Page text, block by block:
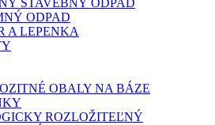
STAVEBNÝ ODPAD
ODPAD
A LEPENKA
OBALY NA BÁZE
ROZLOŽITEĽNÝ